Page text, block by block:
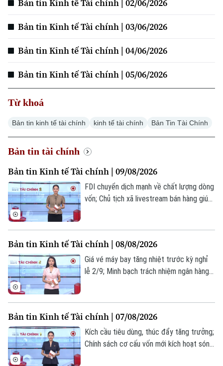
Bản tin Kinh tế Tài chính | 02/06/2026
Bản tin Kinh tế Tài chính | 03/06/2026
Bản tin Kinh tế Tài chính | 04/06/2026
Bản tin Kinh tế Tài chính | 05/06/2026
Từ khoá
Bản tin kinh tế tài chính kinh tế tài chính Bản Tin Tài Chính
Bản tin tài chính
Bản tin Kinh tế Tài chính | 09/08/2026
FDI chuyển dịch mạnh về chất lượng dòng
vốn; Chủ tịch xã livestream bán hàng giúp
nay.
Bản tin Kinh tế Tài chính | 08/08/2026
Giá vé máy bay tăng nhiệt trước kỳ nghỉ
lễ 2/9; Minh bạch trách nhiệm ngân hàng
bản tin hôm nay.
Bản tin Kinh tế Tài chính | 07/08/2026
Kích cầu tiêu dùng, thúc đẩy tăng trưởng;
Chính sách cơ cấu vốn mới kích hoạt sóng